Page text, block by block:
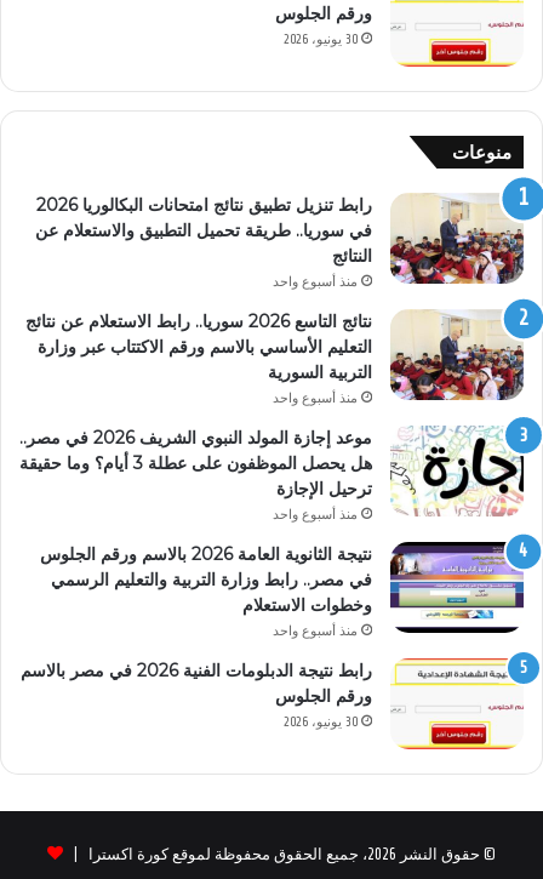
ورقم الجلوس
30 يونيو، 2026
منوعات
رابط تنزيل تطبيق نتائج امتحانات البكالوريا 2026
في سوريا.. طريقة تحميل التطبيق والاستعلام عن
النتائج
منذ أسبوع واحد
نتائج التاسع 2026 سوريا.. رابط الاستعلام عن نتائج
التعليم الأساسي بالاسم ورقم الاكتتاب عبر وزارة
التربية السورية
منذ أسبوع واحد
موعد إجازة المولد النبوي الشريف 2026 في مصر..
هل يحصل الموظفون على عطلة 3 أيام؟ وما حقيقة
ترحيل الإجازة
منذ أسبوع واحد
نتيجة الثانوية العامة 2026 بالاسم ورقم الجلوس
في مصر.. رابط وزارة التربية والتعليم الرسمي
وخطوات الاستعلام
منذ أسبوع واحد
رابط نتيجة الدبلومات الفنية 2026 في مصر بالاسم
ورقم الجلوس
30 يونيو، 2026
© حقوق النشر 2026، جميع الحقوق محفوظة لموقع كورة اكسترا |